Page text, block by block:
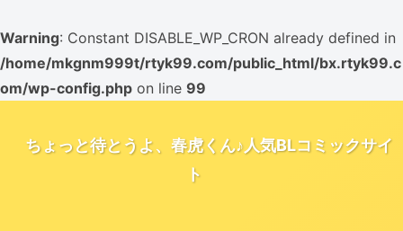
Warning: Constant DISABLE_WP_CRON already defined in
/home/mkgnm999t/rtyk99.com/public_html/bx.rtyk99.c
om/wp-config.php on line 99
ちょっと待とうよ、春虎くん♪人気BLコミックサイ
ト